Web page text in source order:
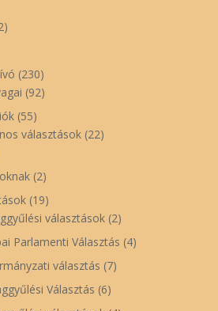
(230)
(92)
(55)
választások(22)
(2)
(19)
választások(2)
Parlamenti Választás (4)
választás (7)
Választás (6)